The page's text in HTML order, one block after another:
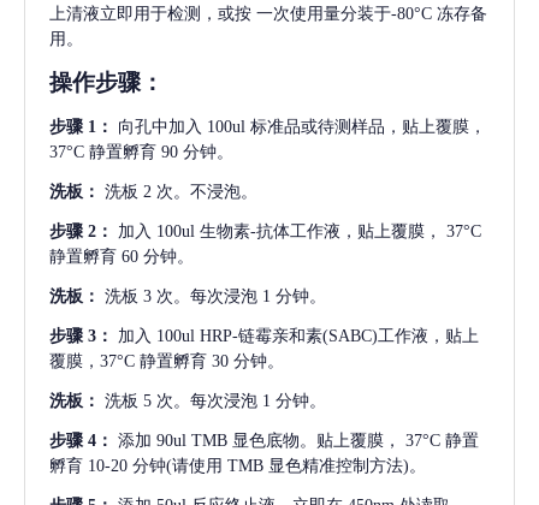
上清液立即用于检测，或按 一次使用量分装于-80°C 冻存备
用。
操作步骤：
步骤 1： 向孔中加入 100ul 标准品或待测样品，贴上覆膜，
37°C 静置孵育 90 分钟。
洗板： 洗板 2 次。不浸泡。
步骤 2： 加入 100ul 生物素-抗体工作液，贴上覆膜， 37°C
静置孵育 60 分钟。
洗板： 洗板 3 次。每次浸泡 1 分钟。
步骤 3： 加入 100ul HRP-链霉亲和素(SABC)工作液，贴上
覆膜，37°C 静置孵育 30 分钟。
洗板： 洗板 5 次。每次浸泡 1 分钟。
步骤 4： 添加 90ul TMB 显色底物。贴上覆膜， 37°C 静置
孵育 10-20 分钟(请使用 TMB 显色精准控制方法)。